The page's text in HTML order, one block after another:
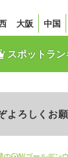
大阪 中国
スポットラン
ろしくお願